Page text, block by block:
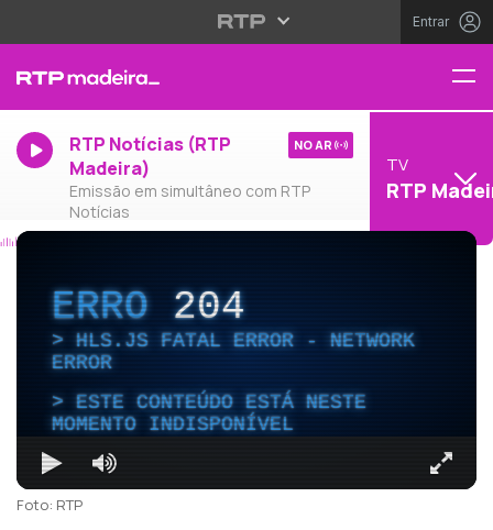
Entrar
RTP Notícias (RTP
Madeira)
Emissão em simultâneo com RTP
Notícias
NO AR
TV
RTP
ERRO204
HLS.JS FATAL ERROR - NETWORK
ERROR
ESTE CONTEÚDO ESTÁ NESTE
MOMENTO INDISPONÍVEL
Foto: RTP